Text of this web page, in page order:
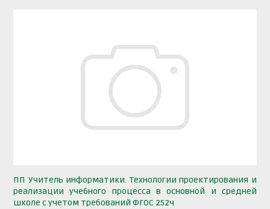
ПП Учитель информатики. Технологии проектирования и
реализации учебного процесса в основной и средней
школе с учетом требований ФГОС 252ч